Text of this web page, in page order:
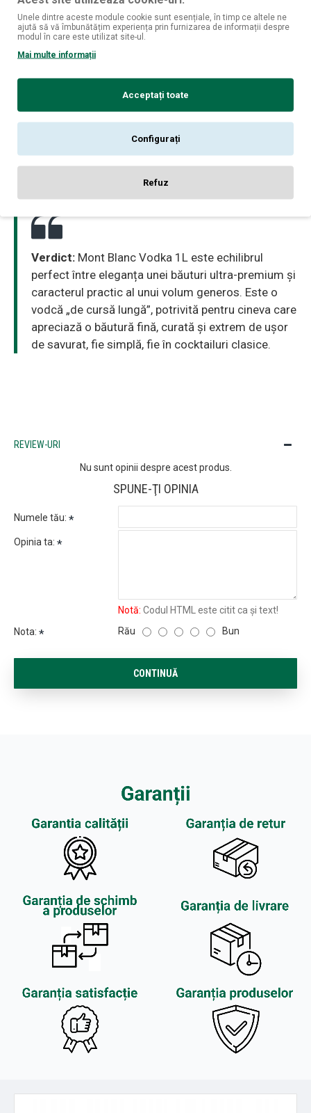
Specificații pe scurt
Producător:
Tip:Vodcă Ultra-Premium
Verdict: Mont Blanc Vodka 1L este echilibrul
perfect între eleganța unei băuturi ultra-premium și
caracterul practic al unui volum generos. Este o
vodcă „de cursă lungă”, potrivită pentru cineva care
apreciază o băutură fină, curată și extrem de ușor
de savurat, fie simplă, fie în cocktailuri clasice.
REVIEW-URI
Nu sunt opinii despre acest produs.
SPUNE-ŢI OPINIA
Numele tău:
Opinia ta:
Notă: Codul HTML este citit ca şi text!
Nota:
Rău Bun
CONTINUĂ
Unele dintre aceste module cookie sunt esențiale, în timp ce altele ne
ajută să vă îmbunătățim experiența prin furnizarea de informații despre
modul în care este utilizat site-ul.
Mai multe informații
Acceptați toate
Configurați
Refuz